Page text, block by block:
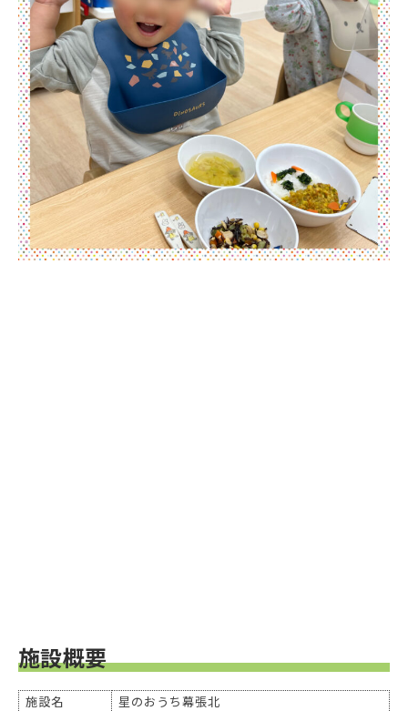
施設概要
施設名
星のおうち幕張北